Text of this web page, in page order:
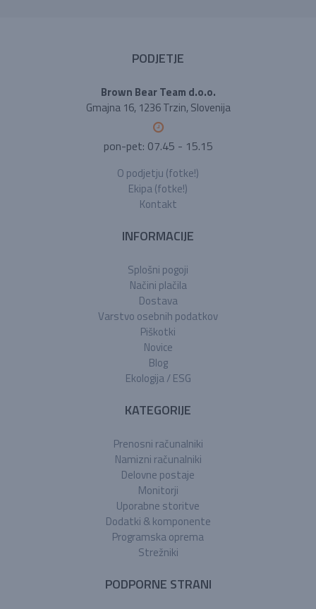
PODJETJE
Brown Bear Team d.o.o.
Gmajna 16, 1236 Trzin, Slovenija
pon-pet: 07.45 - 15.15
O podjetju (fotke!)
Ekipa (fotke!)
Kontakt
INFORMACIJE
Splošni pogoji
Načini plačila
Dostava
Varstvo osebnih podatkov
Piškotki
Novice
Blog
Ekologija / ESG
KATEGORIJE
Prenosni računalniki
Namizni računalniki
Delovne postaje
Monitorji
Uporabne storitve
Dodatki & komponente
Programska oprema
Strežniki
PODPORNE STRANI